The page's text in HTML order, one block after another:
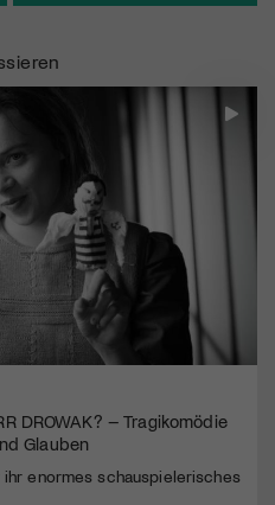
DROWAK? – Tragikomödie
Glauben
ihr enormes schauspielerisches